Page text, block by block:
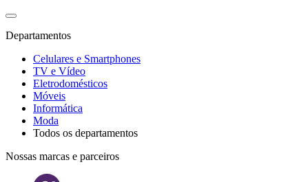
Departamentos
Celulares e Smartphones
TV e Vídeo
Eletrodomésticos
Móveis
Informática
Moda
Todos os departamentos
Nossas marcas e parceiros